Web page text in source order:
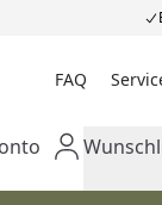
FAQ
Konto